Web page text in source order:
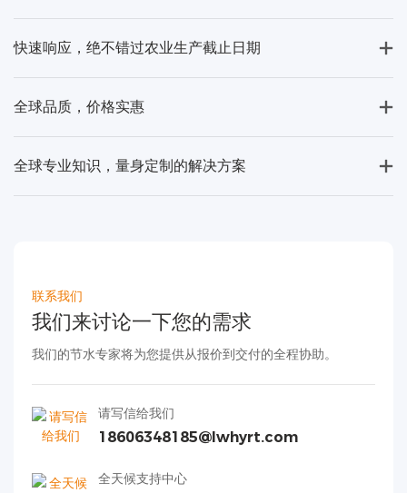
快速响应，绝不错过农业生产截止日期
全球品质，价格实惠
全球专业知识，量身定制的解决方案
联系我们
我们来讨论一下您的需求
我们的节水专家将为您提供从报价到交付的全程协助。
请写信给我们
18606348185@lwhyrt.com
全天候支持中心